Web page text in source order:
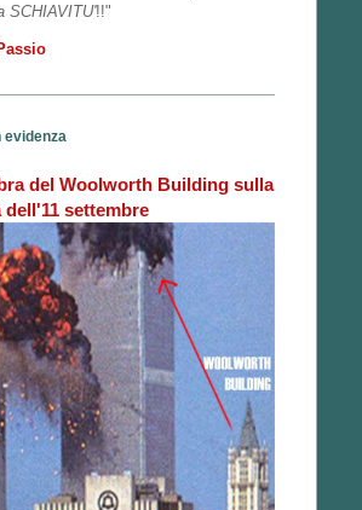
SCHIAVITU'!!"
evidenza
del Woolworth Building sulla
dell'11 settembre